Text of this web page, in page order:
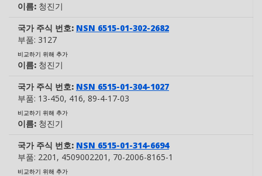
이름: 청진기
국가 주식 번호: NSN 6515-01-302-2682
부품: 3127
비교하기 위해 추가
이름: 청진기
국가 주식 번호: NSN 6515-01-304-1027
부품: 13-450, 416, 89-4-17-03
비교하기 위해 추가
이름: 청진기
국가 주식 번호: NSN 6515-01-314-6694
부품: 2201 , 4509002201 , 70-2006-8165-1
비교하기 위해 추가